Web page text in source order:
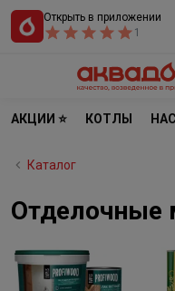
Открыть в приложении
1
АКЦИИ ⭐ КОТЛЫ
Каталог
Отделочные